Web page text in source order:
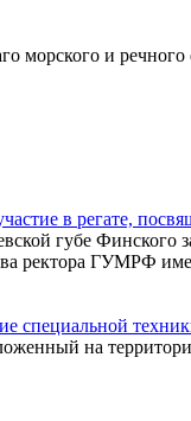
морского и
в регате,
губе Финского
ректора ГУМРФ
специальной
на